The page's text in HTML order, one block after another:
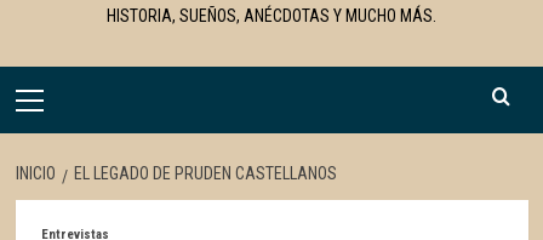
HISTORIA, SUEÑOS, ANÉCDOTAS Y MUCHO MÁS.
Menú
INICIO EL LEGADO DE PRUDEN CASTELLANOS
Entrevistas